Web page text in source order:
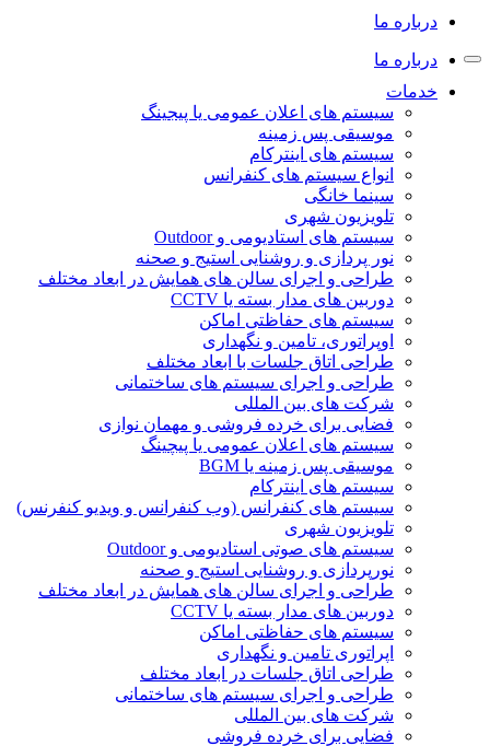
درباره ما
درباره ما
خدمات
سیستم های اعلان عمومی یا پیجینگ
موسیقی پس زمینه
سیستم های اینترکام
انواع سیستم های کنفرانس
سینما خانگی
تلویزیون شهری
سیستم های استادیومی و Outdoor
نور پردازی و روشنایی استیج و صحنه
طراحی و اجرای سالن های همایش در ابعاد مختلف
دوربین های مدار بسته یا CCTV
سیستم های حفاظتی اماکن
اوپراتوری، تامین و نگهداری
طراحی اتاق جلسات با ابعاد مختلف
طراحی و اجرای سیستم های ساختمانی
شرکت های بین المللی
فضایی برای خرده فروشی و مهمان نوازی
سیستم های اعلان عمومی یا پیچینگ
موسیقی پس زمینه یا BGM
سیستم های اینترکام
سیستم های کنفرانس (وب کنفرانس و ویدیو کنفرنس)
تلویزیون شهری
سیستم های صوتی استادیومی و Outdoor
نورپردازی و روشنایی استیج و صحنه
طراحی و اجرای سالن های همایش در ابعاد مختلف
دوربین های مدار بسته یا CCTV
سیستم های حفاظتی اماکن
اپراتوری تامین و نگهداری
طراحی اتاق جلسات در ابعاد مختلف
طراحی و اجرای سیستم های ساختمانی
شرکت های بین المللی
فضایی برای خرده فروشی